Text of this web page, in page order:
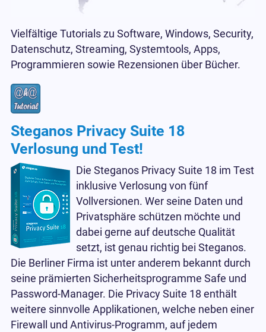
Vielfältige Tutorials zu Software, Windows, Security,
Datenschutz, Streaming, Systemtools, Apps,
Programmieren sowie Rezensionen über Bücher.
Steganos Privacy Suite 18
Verlosung und Test!
Die Steganos Privacy Suite 18 im Test
inklusive Verlosung von fünf
Vollversionen. Wer seine Daten und
Privatsphäre schützen möchte und
dabei gerne auf deutsche Qualität
setzt, ist genau richtig bei Steganos.
Die Berliner Firma ist unter anderem bekannt durch
seine prämierten Sicherheitsprogramme Safe und
Password-Manager. Die Privacy Suite 18 enthält
weitere sinnvolle Applikationen, welche neben einer
Firewall und Antivirus-Programm, auf jedem